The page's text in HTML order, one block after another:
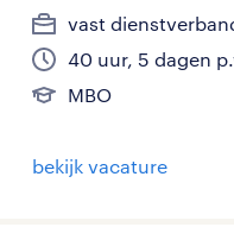
vast
40 uur, 5 dagen
MBO
bekijk vacature